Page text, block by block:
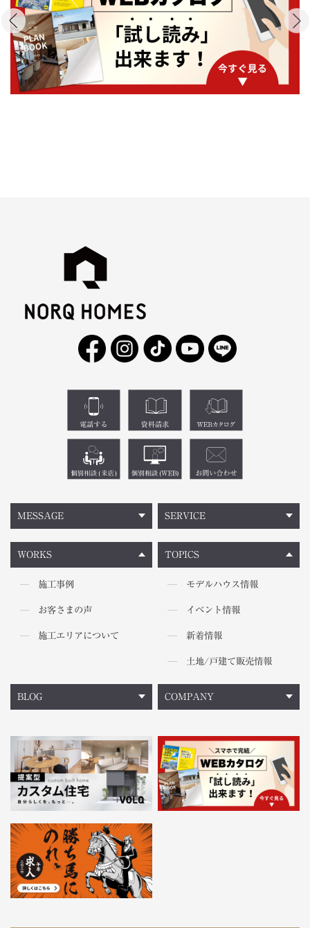
MESSAGE
WORKS
施工事例
お客さまの声
施工エリアについて
TOPICS
モデルハウス情報
イベント情報
新着情報
土地/戸建て販売情報
SERVICE
BLOG COMPANY